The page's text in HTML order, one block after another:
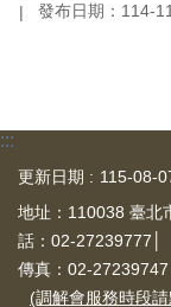
災
Information
of
Disaster
Prevention
觀
發布日期：114-
:::
更新日期
115-08-
地址：110038 臺北
話：02-27239777│
傳真：02-
(調解會服務時段